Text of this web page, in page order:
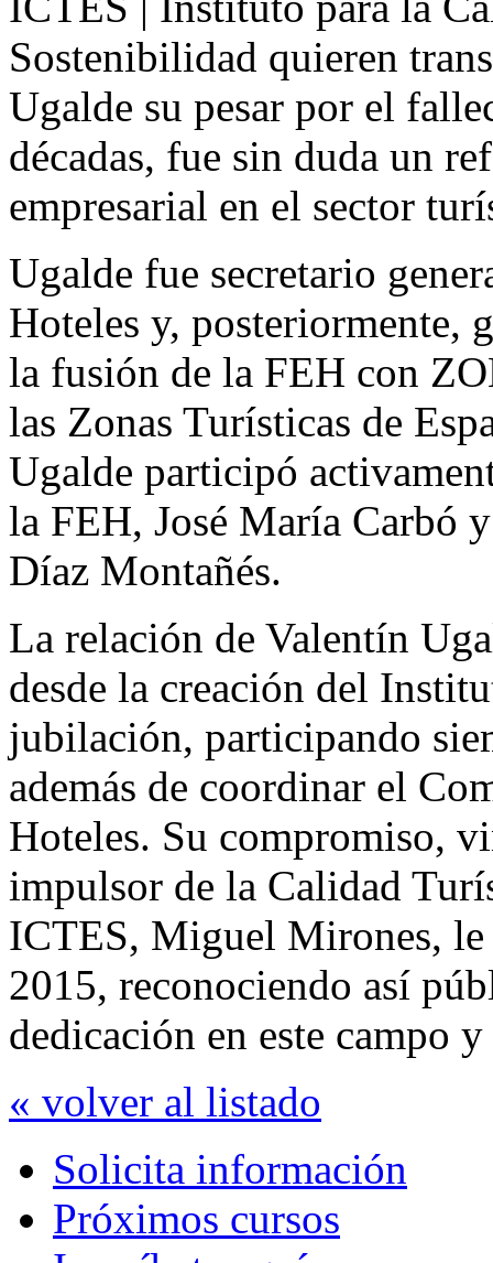
Sostenibilidad quieren
Ugalde su pesar por el
décadas, fue sin duda un
empresarial en el sector
Ugalde fue secretario
Hoteles y, posteriormente,
la fusión de la FEH con
las Zonas Turísticas de
Ugalde participó
la FEH, José María Carbó
Díaz Montañés.
La relación de Valentín
desde la creación del
jubilación, participando
además de coordinar el
Hoteles. Su compromiso,
impulsor de la Calidad
ICTES, Miguel Mirones, le
2015, reconociendo así
dedicación en este campo
« volver al listado
Solicita información
Próximos cursos